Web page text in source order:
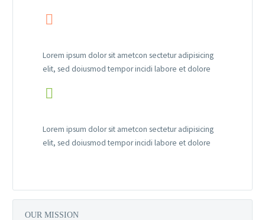


Lorem ipsum dolor sit ametcon sectetur adipisicing
elit, sed doiusmod tempor incidi labore et dolore


Lorem ipsum dolor sit ametcon sectetur adipisicing
elit, sed doiusmod tempor incidi labore et dolore
OUR MISSION